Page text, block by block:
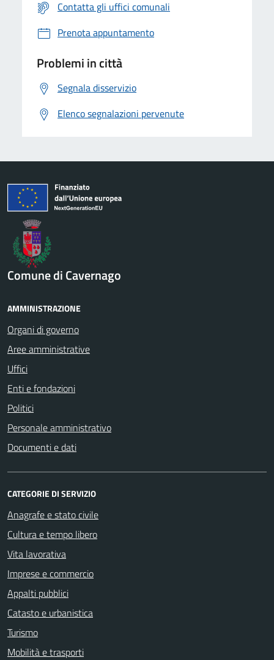
Contatta gli uffici comunali
Prenota appuntamento
Problemi in città
Segnala disservizio
Elenco segnalazioni pervenute
Comune di Cavernago
AMMINISTRAZIONE
Organi di governo
Aree amministrative
Uffici
Enti e fondazioni
Politici
Personale amministrativo
Documenti e dati
CATEGORIE DI SERVIZIO
Anagrafe e stato civile
Cultura e tempo libero
Vita lavorativa
Imprese e commercio
Appalti pubblici
Catasto e urbanistica
Turismo
Mobilità e trasporti